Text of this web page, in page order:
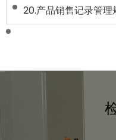
20.产品销售记录管理